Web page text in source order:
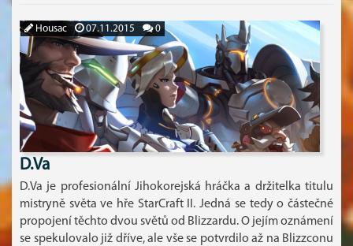
Housac 07.11.2015 0
D.Va
D.Va je profesionální Jihokorejská hráčka a držitelka titulu
mistryně světa ve hře StarCraft II. Jedná se tedy o částečné
propojení těchto dvou světů od Blizzardu. O jejím oznámení
se spekulovalo již dříve, ale vše se potvrdilo až na Blizzconu